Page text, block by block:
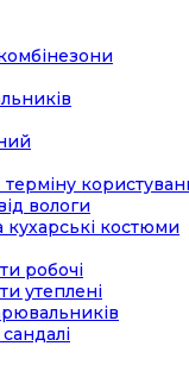
вологи
кухарські костюми
робочі
утеплені